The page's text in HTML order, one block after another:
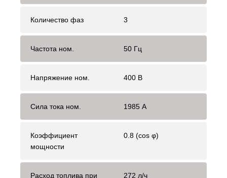
Количество фаз 3
Частота ном. 50 Гц
Напряжение ном. 400 В
Сила тока ном. 1985 А
Коэффициент
мощности
0.8 (cos φ)
Расход топлива при 272 л/ч